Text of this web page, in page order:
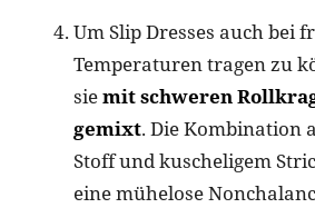
Um Slip Dresses auch bei
Temperaturen tragen zu
siemit schweren
gemixt. Die Kombination
Stoff und kuscheligem
eine mühelose